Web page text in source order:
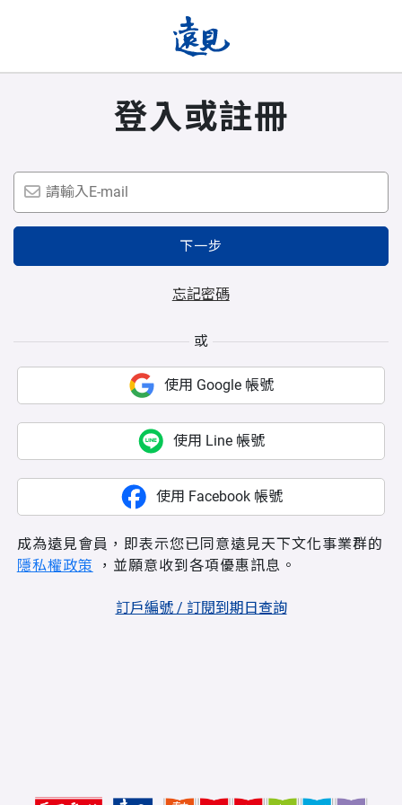
登入或註冊
下一步
忘記密碼
或
使用 Google 帳號
使用 Line 帳號
使用 Facebook 帳號
成為遠見會員，即表示您已同意遠見天下文化事業群的
隱私權政策 ，並願意收到各項優惠訊息。
訂戶編號 / 訂閱到期日查詢